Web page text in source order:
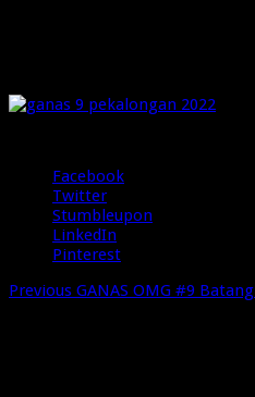
Facebook
Twitter
Stumbleupon
LinkedIn
Pinterest
Previous GANAS OMG #9